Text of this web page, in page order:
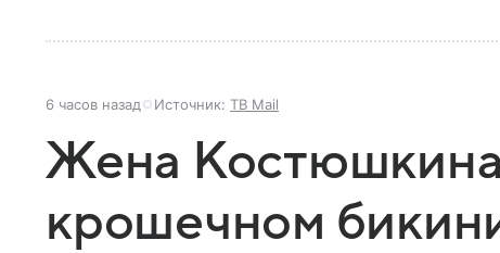
6 часов назад Источник: ТВ Mail
Жена Костюшкина
крошечном